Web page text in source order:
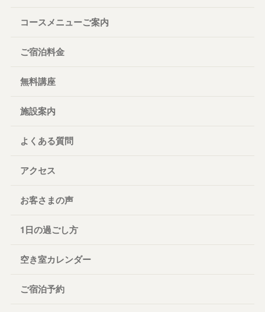
コースメニューご案内
ご宿泊料金
無料講座
施設案内
よくある質問
アクセス
お客さまの声
1日の過ごし方
空き室カレンダー
ご宿泊予約